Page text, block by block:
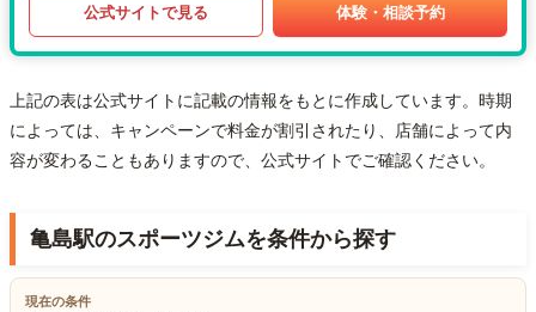
公式サイトで見る 体験・相談予約
上記の表は公式サイトに記載の情報をもとに作成しています。時期
によっては、キャンペーンで料金が割引されたり、店舗によって内
容が変わることもありますので、公式サイトでご確認ください。
亀島駅のスポーツジムを条件から探す
現在の条件